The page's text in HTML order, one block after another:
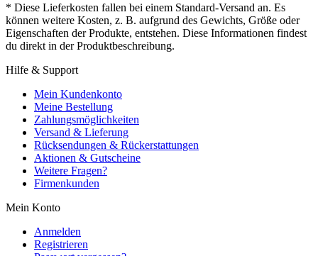
* Diese Lieferkosten fallen bei einem Standard-Versand an. Es
können weitere Kosten, z. B. aufgrund des Gewichts, Größe oder
Eigenschaften der Produkte, entstehen. Diese Informationen findest
du direkt in der Produktbeschreibung.
Hilfe & Support
Mein Kundenkonto
Meine Bestellung
Zahlungsmöglichkeiten
Versand & Lieferung
Rücksendungen & Rückerstattungen
Aktionen & Gutscheine
Weitere Fragen?
Firmenkunden
Mein Konto
Anmelden
Registrieren